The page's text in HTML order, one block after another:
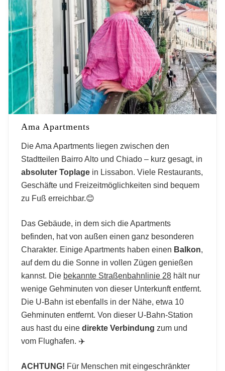
Ama Apartments
Die Ama Apartments liegen zwischen den
Stadtteilen Bairro Alto und Chiado – kurz gesagt, in
absoluter Toplage in Lissabon. Viele Restaurants,
Geschäfte und Freizeitmöglichkeiten sind bequem
zu Fuß erreichbar.😊
Das Gebäude, in dem sich die Apartments
befinden, hat von außen einen ganz besonderen
Charakter. Einige Apartments haben einen Balkon,
auf dem du die Sonne in vollen Zügen genießen
kannst. Die bekannte Straßenbahnlinie 28 hält nur
wenige Gehminuten von dieser Unterkunft entfernt.
Die U-Bahn ist ebenfalls in der Nähe, etwa 10
Gehminuten entfernt. Von dieser U-Bahn-Station
aus hast du eine direkte Verbindung zum und
vom Flughafen. ✈️
ACHTUNG! Für Menschen mit eingeschränkter